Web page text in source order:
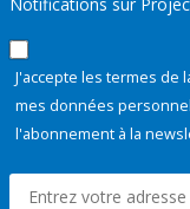
Notifications sur
J'accepte les termes de
mes données
l'abonnement à la